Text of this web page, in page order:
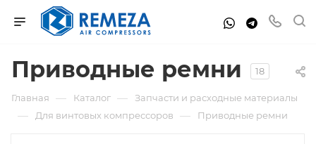
Приводные ремни 18
Главная — Каталог — Запчасти и расходные материалы
— Для винтовых компрессоров — Приводные ремни